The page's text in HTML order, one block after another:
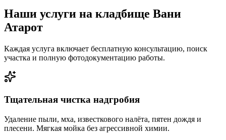
Наши услуги на кладбище Вани
Атарот
Каждая услуга включает бесплатную консультацию, поиск
участка и полную фотодокументацию работы.
Тщательная чистка надгробия
Удаление пыли, мха, известкового налёта, пятен дождя и
плесени. Мягкая мойка без агрессивной химии.